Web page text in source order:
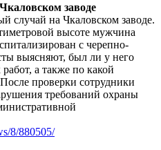
заводе
случай на Чкаловском заводе.
высоте мужчина
с черепно-
выясняют, был ли у него
а также по какой
проверки сотрудники
требований охраны
8/880505/